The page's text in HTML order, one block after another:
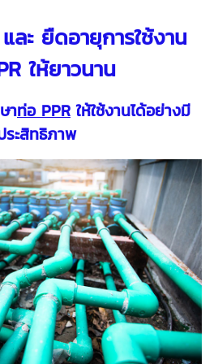
ละ ยืดอายุการใช้งาน
ให้ยาวนาน
าท่อ PPR ให้ใช้งานได้อย่างมี
ระสิทธิภาพ